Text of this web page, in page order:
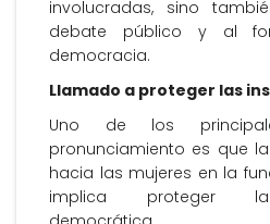
involucradas, sino
debate público y al
democracia.
Llamado a proteger las
Uno de los
pronunciamiento es que
hacia las mujeres en la
implica proteger la